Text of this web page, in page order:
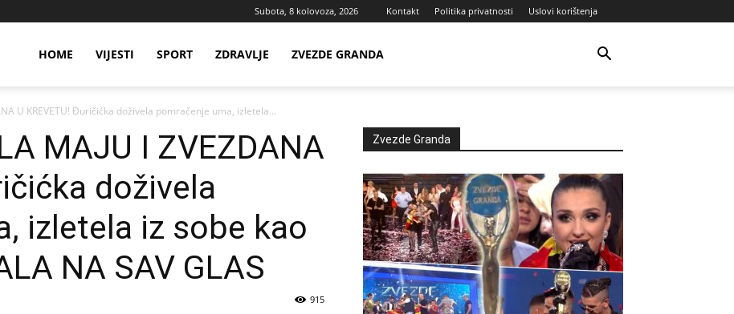
Subota, 8 kolovoza, 2026 Kontakt Politika privatnosti Uslovi korištenja
HOME VIJESTI SPORT ZDRAVLJE ZVEZDE GRANDA
U KREVETU! Đuričićka doživela pomračenje uma, izletela...
MAJU I ZVEZDANA
doživela
izletela iz sobe kao
NA SAV GLAS
915
Zvezde Granda